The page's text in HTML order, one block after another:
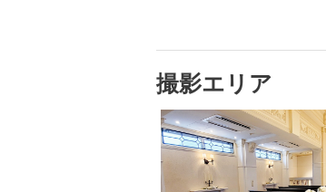
撮影エリア